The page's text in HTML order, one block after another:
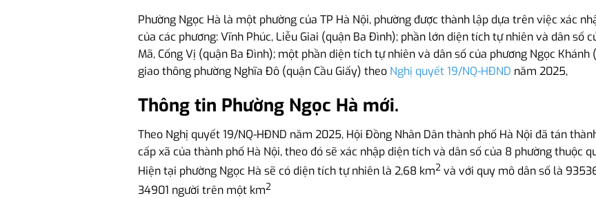
Phường Ngọc Hà là một phường của TP Hà Nội, phường được thành lập dựa trên việc xác
của các phương: Vĩnh Phúc, Liễu Giai (quận Ba Đình); phần lớn diện tích tự nhiên và dân số
Mã, Cống Vị (quận Ba Đình); một phần diện tích tự nhiên và dân số của phương Ngọc Khánh
giao thông phường Nghĩa Đô (quận Cầu Giấy) theo Nghị quyết 19/NQ-HĐND năm 2025,
Thông tin Phường Ngọc Hà mới.
Theo Nghị quyết 19/NQ-HĐND năm 2025, Hội Đồng Nhân Dân thành phố Hà Nội đã tán
cấp xã của thành phố Hà Nội, theo đó sẽ xác nhập diện tích và dân số của 8 phường thuộc
Hiện tại phường Ngọc Hà sẽ có diện tích tự nhiên là 2,68 km2và với quy mô dân số là
34901 người trên một km2